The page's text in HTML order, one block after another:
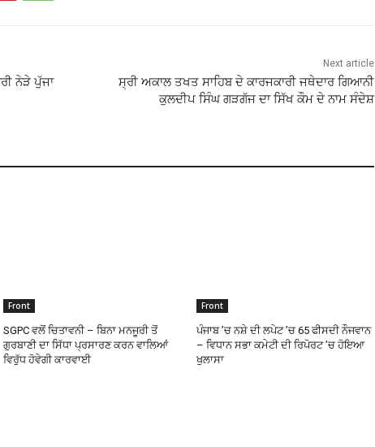
ਨੇੜੇ ਪੁੱਜਾ
Next article
ਸ੍ਰੀ ਅਕਾਲ ਤਖਤ ਸਾਹਿਬ ਦੇ ਕਾਰਜਕਾਰੀ ਜਥੇਦਾਰ ਗਿਆਨੀ
ਕੁਲਦੀਪ ਸਿੰਘ ਗੜਗੱਜ ਦਾ ਸਿੱਖ ਕੌਮ ਦੇ ਨਾਮ ਸੰਦੇਸ਼
Front
SGPC ਵਲੋਂ ਚਿਤਾਵਨੀ – ਬਿਨਾ ਮਨਜੂਰੀ ਤੋਂ
ਗੁਰਬਾਣੀ ਦਾ ਸਿੱਧਾ ਪ੍ਰਸਾਰਣ ਕਰਨ ਵਾਲਿਆਂ
ਵਿਰੁੱਧ ਹੋਵੇਗੀ ਕਾਰਵਾਈ
Front
ਪੰਜਾਬ ’ਚ ਨਸ਼ੇ ਦੀ ਲਪੇਟ ’ਚ 65 ਫੀਸਦੀ ਨੌਜਵਾਨ
– ਵਿਧਾਨ ਸਭਾ ਕਮੇਟੀ ਦੀ ਰਿਪੋਰਟ ’ਚ ਹੋਇਆ
ਖੁਲਾਸਾ